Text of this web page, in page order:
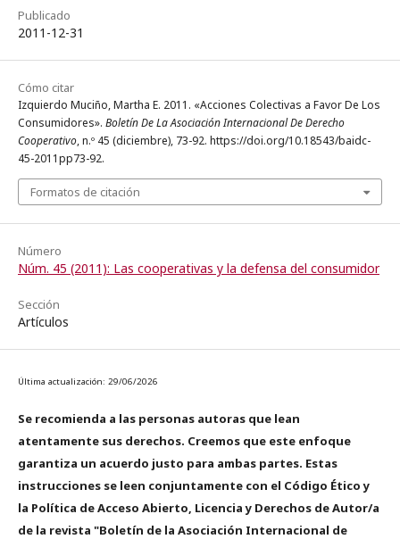
Publicado
2011-12-31
Cómo citar
Izquierdo Muciño, Martha E. 2011. «Acciones Colectivas a Favor De Los
Consumidores». Boletín De La Asociación Internacional De Derecho
Cooperativo, n.º 45 (diciembre), 73-92. https://doi.org/10.18543/baidc-
45-2011pp73-92.
Formatos de citación
Número
Núm. 45 (2011): Las cooperativas y la defensa del consumidor
Sección
Artículos
Última actualización: 29/06/2026
Se recomienda a las personas autoras que lean
atentamente sus derechos. Creemos que este enfoque
garantiza un acuerdo justo para ambas partes. Estas
instrucciones se leen conjuntamente con el Código Ético y
la Política de Acceso Abierto, Licencia y Derechos de Autor/a
de la revista "Boletín de la Asociación Internacional de